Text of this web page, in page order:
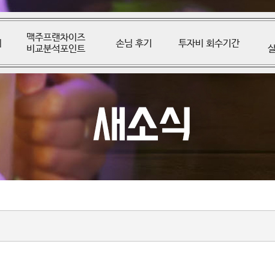
맥주프랜차이즈
비교분석포인트
손님 후기 투자비 회수기간